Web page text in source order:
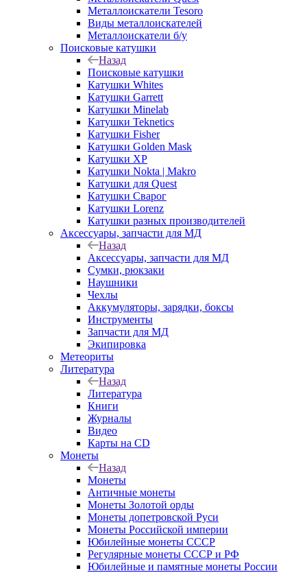
Металлоискатели Tesoro
Виды металлоискателей
Металлоискатели б/у
Поисковые катушки
Назад
Поисковые катушки
Катушки Whites
Катушки Garrett
Катушки Minelab
Катушки Teknetics
Катушки Fisher
Катушки Golden Mask
Катушки XP
Катушки Nokta | Makro
Катушки для Quest
Катушки Сварог
Катушки Lorenz
Катушки разных производителей
Аксессуары, запчасти для МД
Назад
Аксессуары, запчасти для МД
Сумки, рюкзаки
Наушники
Чехлы
Аккумуляторы, зарядки, боксы
Инструменты
Запчасти для МД
Экипировка
Метеориты
Литература
Назад
Литература
Книги
Журналы
Видео
Карты на CD
Монеты
Назад
Монеты
Античные монеты
Монеты Золотой орды
Монеты допетровской Руси
Монеты Российской империи
Юбилейные монеты СССР
Регулярные монеты СССР и РФ
Юбилейные и памятные монеты России